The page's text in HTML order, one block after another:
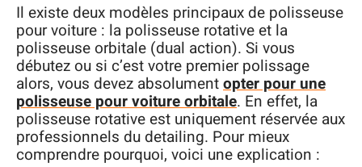
Il existe deux modèles principaux de polisseuse
pour voiture : la polisseuse rotative et la
polisseuse orbitale (dual action). Si vous
débutez ou si c’est votre premier polissage
alors, vous devez absolumentopter pour une
polisseuse pour voiture orbitale. En effet, la
polisseuse rotative est uniquement réservée aux
professionnels du detailing. Pour mieux
comprendre pourquoi, voici une explication :